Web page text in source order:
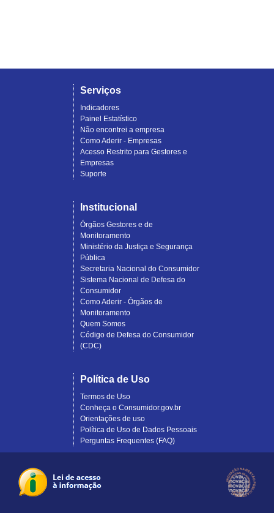
Serviços
Indicadores
Painel Estatístico
Não encontrei a empresa
Como Aderir - Empresas
Acesso Restrito para Gestores e
Empresas
Suporte
Institucional
Órgãos Gestores e de
Monitoramento
Ministério da Justiça e Segurança
Pública
Secretaria Nacional do Consumidor
Sistema Nacional de Defesa do
Consumidor
Como Aderir - Órgãos de
Monitoramento
Quem Somos
Código de Defesa do Consumidor
(CDC)
Política de Uso
Termos de Uso
Conheça o Consumidor.gov.br
Orientações de uso
Política de Uso de Dados Pessoais
Perguntas Frequentes (FAQ)